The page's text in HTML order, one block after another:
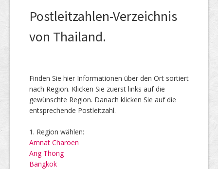
Postleitzahlen-Verzeichnis
von Thailand.
Finden Sie hier Informationen über den Ort sortiert
nach Region. Klicken Sie zuerst links auf die
gewünschte Region. Danach klicken Sie auf die
entsprechende Postleitzahl.
1. Region wählen:
Amnat Charoen
Ang Thong
Bangkok